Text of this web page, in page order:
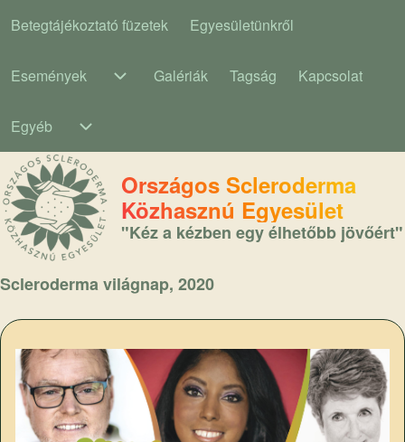
Main navigation
Betegtájékoztató füzetek Egyesületünkről
Események
Események sub-navigation
Galériák Tagság Kapcsolat
Egyéb
Országos Scleroderma
Közhasznú Egyesület
"Kéz a kézben egy élhetőbb jövőért"
Scleroderma világnap, 2020